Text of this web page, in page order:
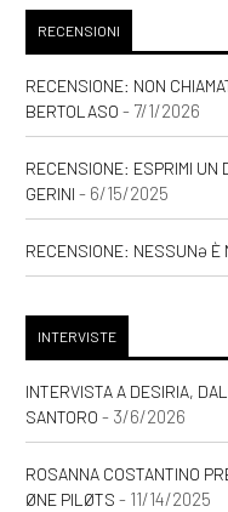
RECENSIONI
RECENSIONE: NON
BERTOLASO - 7/1/2026
RECENSIONE: ESPRIMI UN
GERINI - 6/15/2025
RECENSIONE: NESSUNƏ È
INTERVISTE
INTERVISTA A DESIRIA,
SANTORO - 3/6/2026
ROSANNA COSTANTINO
ØNE PILØTS - 11/14/2025